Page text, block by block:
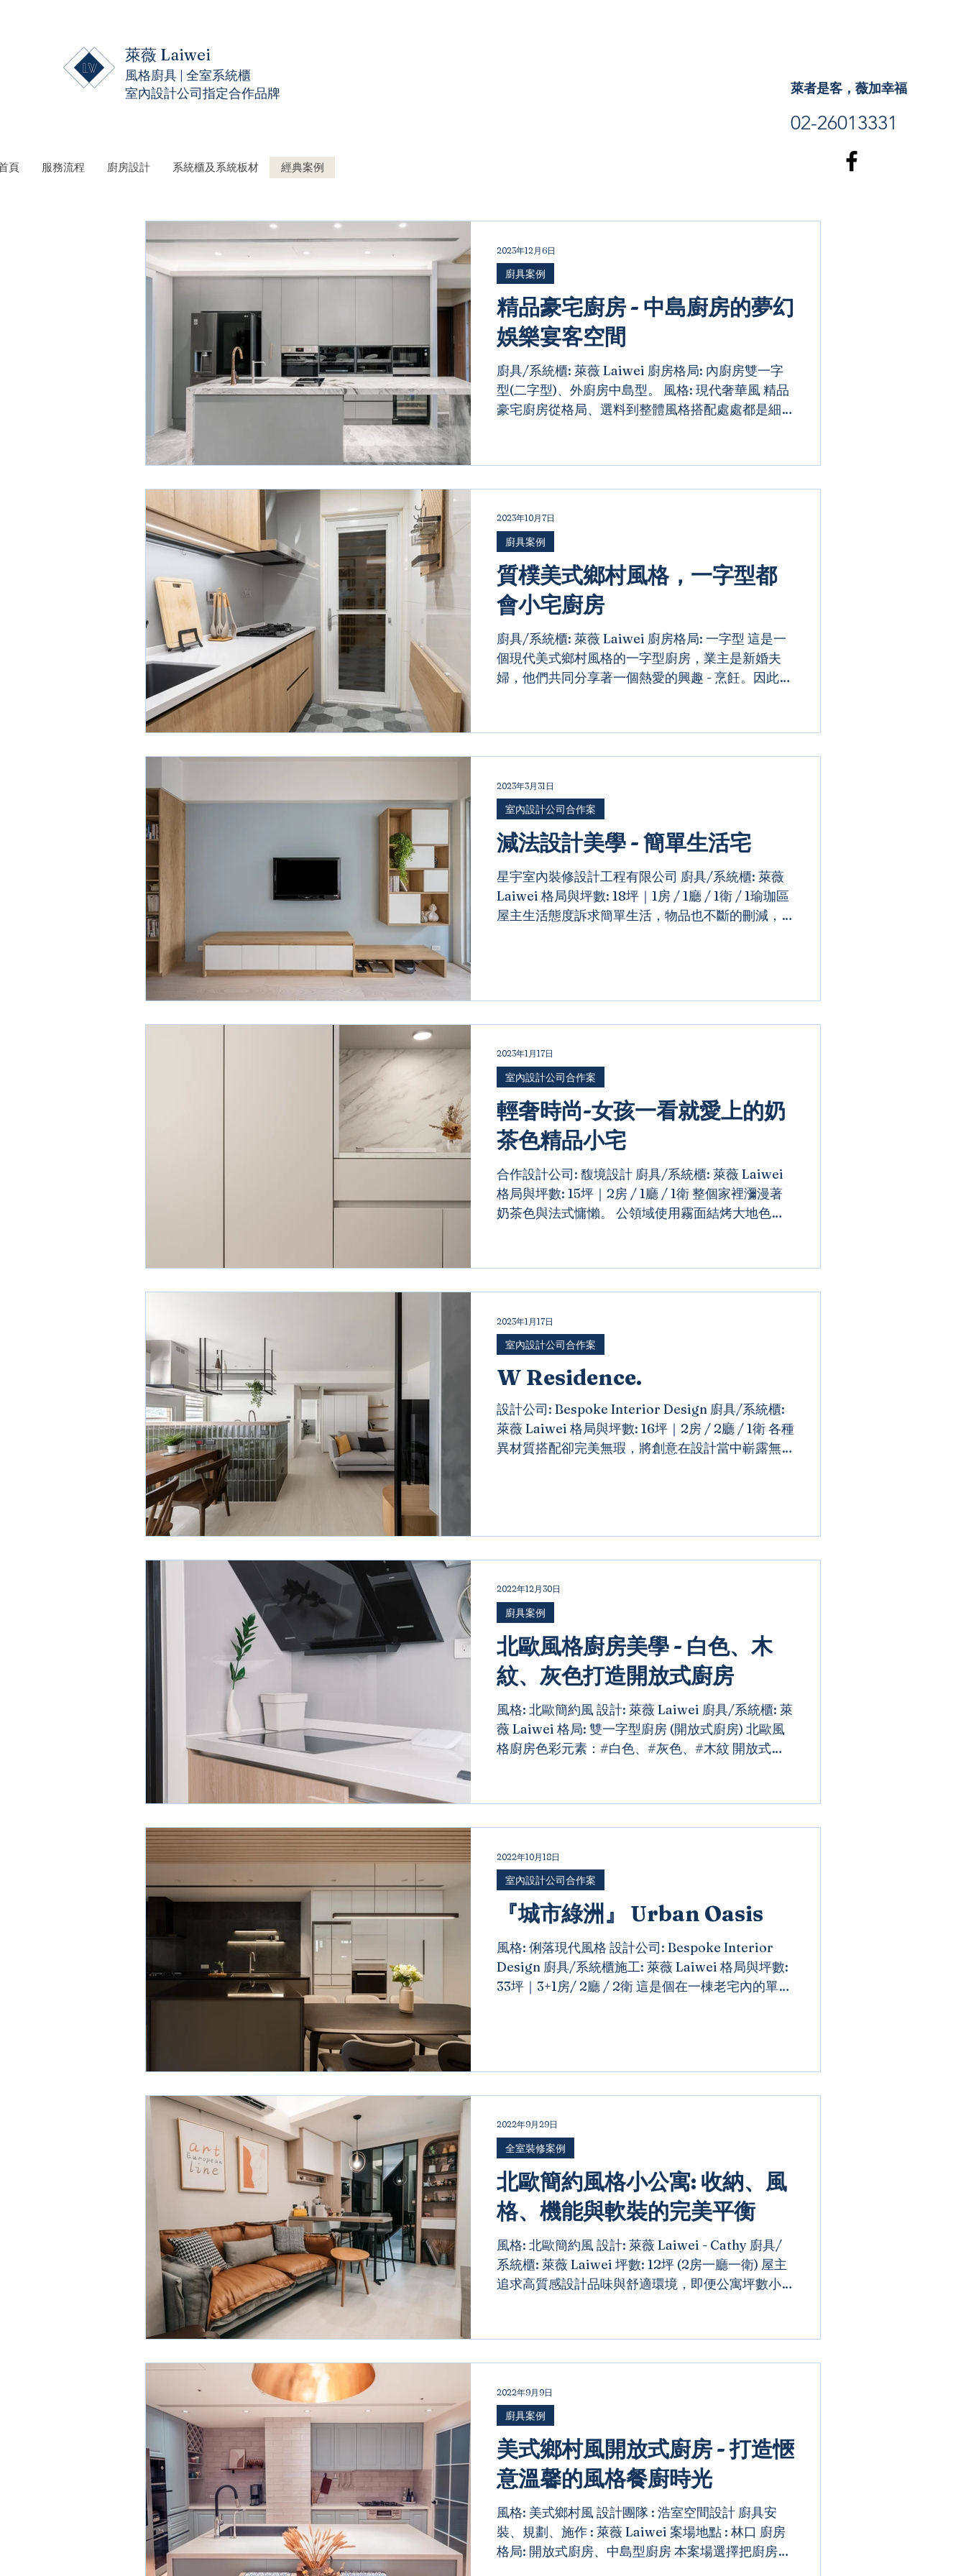
萊薇 Laiwei
風格廚具 | 全室系統櫃
室內設計公司指定合作品牌
萊者是客，薇加幸福
02-26013331
頁 服務流程 廚房設計 系統櫃及系統板材 經典案例
精品豪宅廚房 - 中島廚房的夢幻
娛樂宴客空間
廚具/系統櫃: 萊薇 Laiwei 廚房格局: 內廚房雙一字
型(二字型)、外廚房中島型。 風格: 現代奢華風 精品
豪宅廚房從格局、選料到整體風格搭配處處都是細
廳相連，成為主人宴客與平...
廚具案例
2023年12月6日
質樸美式鄉村風格，一字型都
會小宅廚房
廚具/系統櫃: 萊薇 Laiwei 廚房格局: 一字型 這是一
個現代美式鄉村風格的一字型廚房，業主是新婚夫
婦，他們共同分享著一個熱愛的興趣 - 烹飪。因此，
代的設計元素，同時保留了美...
廚具案例
2023年10月7日
減法設計美學 - 簡單生活宅
星宇室內裝修設計工程有限公司 廚具/系統櫃: 萊薇
Laiwei 格局與坪數: 18坪｜1房 / 1廳 / 1衛 / 1瑜珈區
屋主生活態度訴求簡單生活，物品也不斷的刪減，以
室內設計公司合作案
2023年3月31日
輕奢時尚-女孩一看就愛上的奶
茶色精品小宅
合作設計公司: 馥境設計 廚具/系統櫃: 萊薇 Laiwei
格局與坪數: 15坪｜2房 / 1廳 / 1衛 整個家裡瀰漫著
奶茶色與法式慵懶。 公領域使用霧面結烤大地色系
幻想像。以整...
室內設計公司合作案
2023年1月17日
W Residence.
設計公司: Bespoke Interior Design 廚具/系統櫃:
萊薇 Laiwei 格局與坪數: 16坪｜2房 / 2廳 / 1衛 各種
異材質搭配卻完美無瑕，將創意在設計當中嶄露無
室內設計公司合作案
2023年1月17日
北歐風格廚房美學 - 白色、木
紋、灰色打造開放式廚房
風格: 北歐簡約風 設計: 萊薇 Laiwei 廚具/系統櫃: 萊
薇 Laiwei 格局: 雙一字型廚房 (開放式廚房) 北歐風
格廚房色彩元素：#白色、#灰色、#木紋 開放式雙
巧妙增...
廚具案例
2022年12月30日
『城市綠洲』 Urban Oasis
風格: 俐落現代風格 設計公司: Bespoke Interior
Design 廚具/系統櫃施工: 萊薇 Laiwei 格局與坪數:
33坪｜3+1房/ 2廳 / 2衛 這是個在一棟老宅內的單層
室內設計公司合作案
2022年10月18日
北歐簡約風格小公寓: 收納、風
格、機能與軟裝的完美平衡
風格: 北歐簡約風 設計: 萊薇 Laiwei - Cathy 廚具/
系統櫃: 萊薇 Laiwei 坪數: 12坪 (2房一廳一衛) 屋主
追求高質感設計品味與舒適環境，即便公寓坪數小僅
全室裝修案例
2022年9月29日
美式鄉村風開放式廚房 - 打造愜
意溫馨的風格餐廚時光
風格: 美式鄉村風 設計團隊 : 浩室空間設計 廚具安
裝、規劃、施作 : 萊薇 Laiwei 案場地點 : 林口 廚房
格局: 開放式廚房、中島型廚房 本案場選擇把廚房移
廚具案例
2022年9月9日